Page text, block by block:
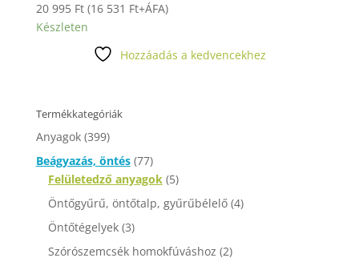
20 995 Ft (16 531 Ft+ÁFA)
Készleten
Hozzáadás a kedvencekhez
Termékkategóriák
Anyagok (399)
Beágyazás, öntés (77)
Felületedző anyagok (5)
Öntőgyűrű, öntőtalp, gyűrűbélelő (4)
Öntőtégelyek (3)
Szórószemcsék homokfúváshoz (2)